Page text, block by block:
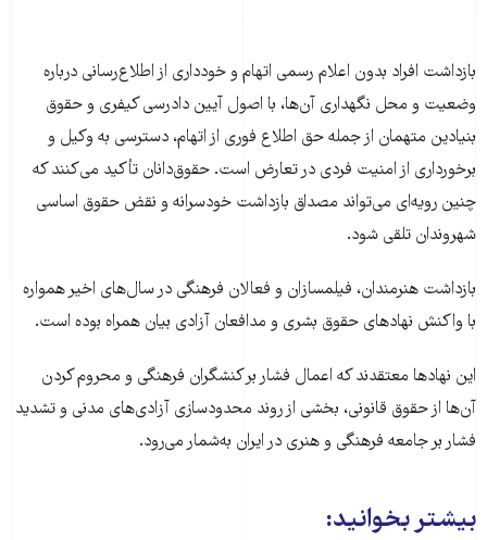
بازداشت افراد بدون اعلام رسمی اتهام و خودداری از اطلاع‌رسانی درباره
وضعیت و محل نگهداری آن‌ها، با اصول آیین دادرسی کیفری و حقوق
بنیادین متهمان از جمله حق اطلاع فوری از اتهام، دسترسی به وکیل و
برخورداری از امنیت فردی در تعارض است. حقوق‌دانان تأکید می‌کنند که
چنین رویه‌ای می‌تواند مصداق بازداشت خودسرانه و نقض حقوق اساسی
شهروندان تلقی شود.
بازداشت هنرمندان، فیلمسازان و فعالان فرهنگی در سال‌های اخیر همواره
با واکنش نهادهای حقوق بشری و مدافعان آزادی بیان همراه بوده است.
این نهادها معتقدند که اعمال فشار بر کنشگران فرهنگی و محروم کردن
آن‌ها از حقوق قانونی، بخشی از روند محدودسازی آزادی‌های مدنی و تشدید
فشار بر جامعه فرهنگی و هنری در ایران به‌شمار می‌رود.
بیشتر بخوانید: